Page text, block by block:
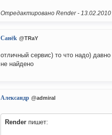
Отредактировано Render - 13.02.2010
Санёk @TRaY
отличный сервис) то что надо)
не найдено
Александр @admiral
Render пишет: